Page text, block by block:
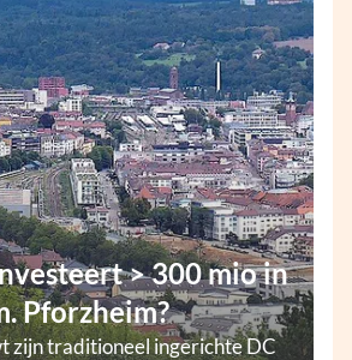
> 300 mio in
Pforzheim?
zijn traditioneel ingerichte DC